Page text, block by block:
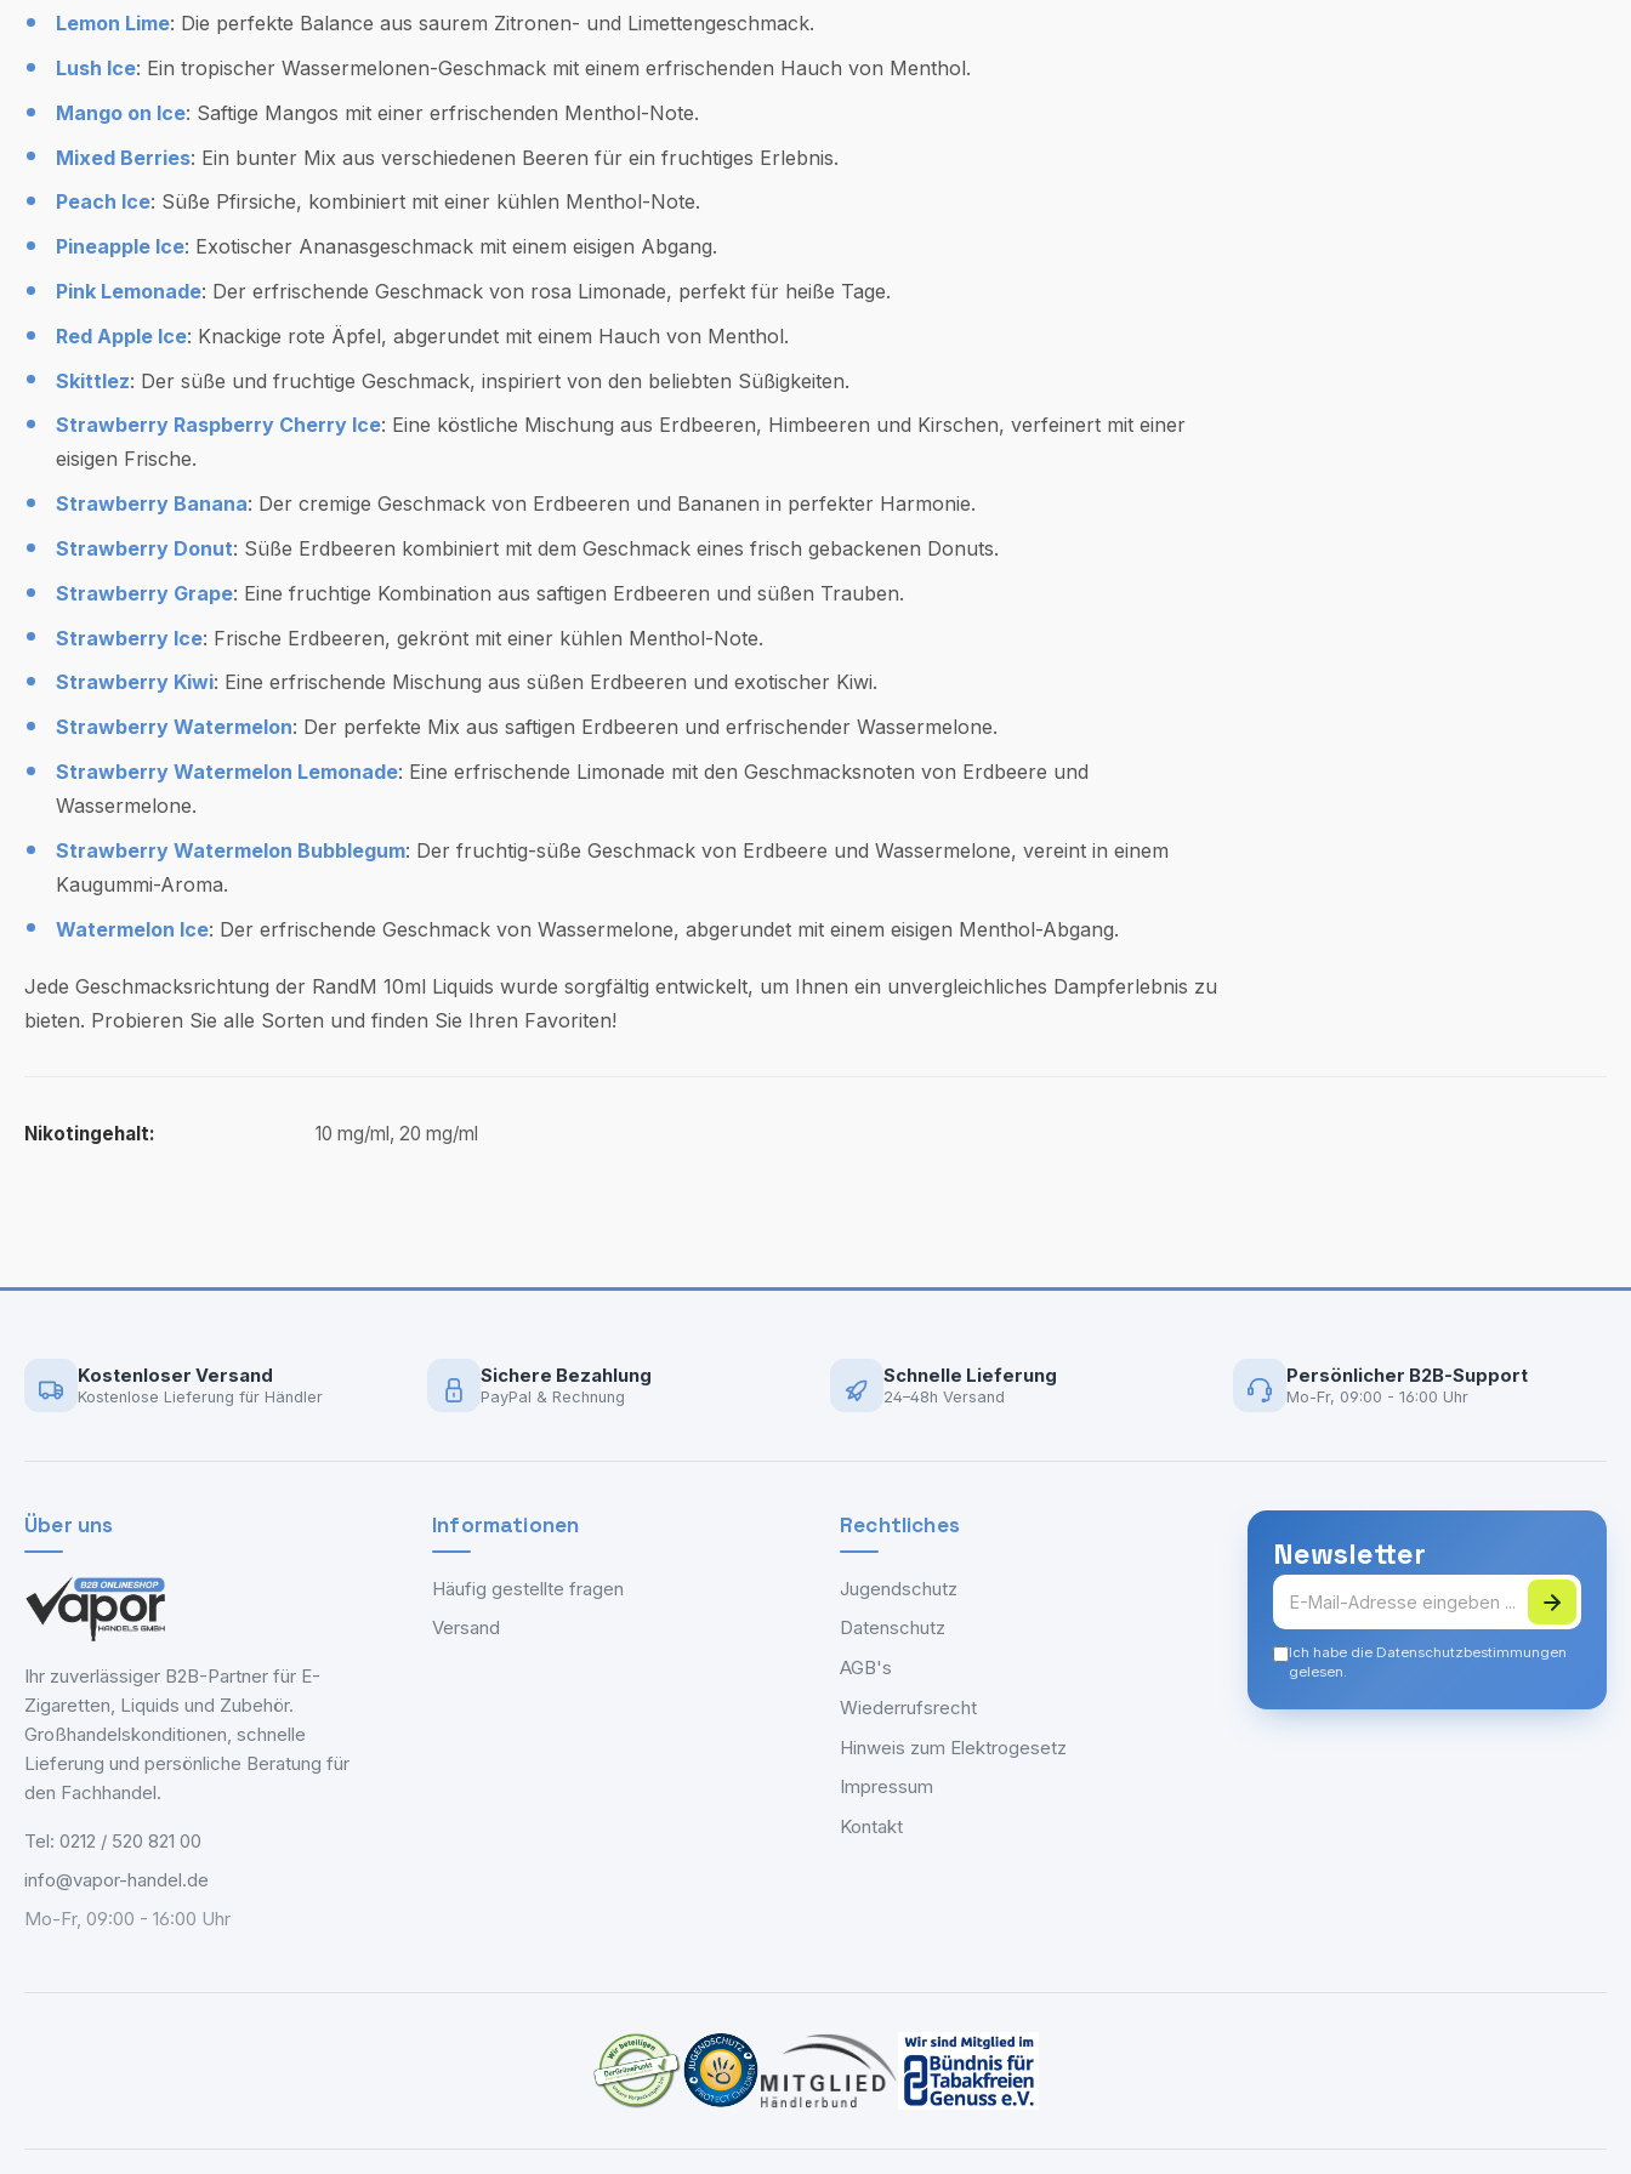
Lemon Lime: Die perfekte Balance aus saurem Zitronen- und Limettengeschmack.
Lush Ice: Ein tropischer Wassermelonen-Geschmack mit einem erfrischenden Hauch von Menthol.
Mango on Ice: Saftige Mangos mit einer erfrischenden Menthol-Note.
Mixed Berries: Ein bunter Mix aus verschiedenen Beeren für ein fruchtiges Erlebnis.
Peach Ice: Süße Pfirsiche, kombiniert mit einer kühlen Menthol-Note.
Pineapple Ice: Exotischer Ananasgeschmack mit einem eisigen Abgang.
Pink Lemonade: Der erfrischende Geschmack von rosa Limonade, perfekt für heiße Tage.
Red Apple Ice: Knackige rote Äpfel, abgerundet mit einem Hauch von Menthol.
Skittlez: Der süße und fruchtige Geschmack, inspiriert von den beliebten Süßigkeiten.
Strawberry Raspberry Cherry Ice: Eine köstliche Mischung aus Erdbeeren, Himbeeren und Kirschen, verfeinert mit einer
eisigen Frische.
Strawberry Banana: Der cremige Geschmack von Erdbeeren und Bananen in perfekter Harmonie.
Strawberry Donut: Süße Erdbeeren kombiniert mit dem Geschmack eines frisch gebackenen Donuts.
Strawberry Grape: Eine fruchtige Kombination aus saftigen Erdbeeren und süßen Trauben.
Strawberry Ice: Frische Erdbeeren, gekrönt mit einer kühlen Menthol-Note.
Strawberry Kiwi: Eine erfrischende Mischung aus süßen Erdbeeren und exotischer Kiwi.
Strawberry Watermelon: Der perfekte Mix aus saftigen Erdbeeren und erfrischender Wassermelone.
Strawberry Watermelon Lemonade: Eine erfrischende Limonade mit den Geschmacksnoten von Erdbeere und
Wassermelone.
Strawberry Watermelon Bubblegum: Der fruchtig-süße Geschmack von Erdbeere und Wassermelone, vereint in einem
Kaugummi-Aroma.
Watermelon Ice: Der erfrischende Geschmack von Wassermelone, abgerundet mit einem eisigen Menthol-Abgang.
Jede Geschmacksrichtung der RandM 10ml Liquids wurde sorgfältig entwickelt, um Ihnen ein unvergleichliches Dampferlebnis zu
bieten. Probieren Sie alle Sorten und finden Sie Ihren Favoriten!
Nikotingehalt: 10 mg/ml, 20 mg/ml
Kostenloser Versand
Kostenlose Lieferung für Händler
Sichere Bezahlung
PayPal & Rechnung
Schnelle Lieferung
24–48h Versand
Persönlicher B2B-Support
Mo-Fr, 09:00 - 16:00 Uhr
Über uns
Ihr zuverlässiger B2B-Partner für E-
Zigaretten, Liquids und Zubehör.
Großhandelskonditionen, schnelle
Lieferung und persönliche Beratung für
den Fachhandel.
Tel: 0212 / 520 821 00
info@vapor-handel.de
Mo-Fr, 09:00 - 16:00 Uhr
Informationen
Häufig gestellte fragen
Versand
Rechtliches
Jugendschutz
Datenschutz
AGB's
Wiederrufsrecht
Hinweis zum Elektrogesetz
Impressum
Kontakt
Newsletter
Ich habe die Datenschutzbestimmungen
gelesen.